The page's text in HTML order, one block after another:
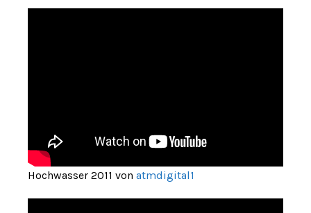
Hochwasser 2011 von atmdigital1